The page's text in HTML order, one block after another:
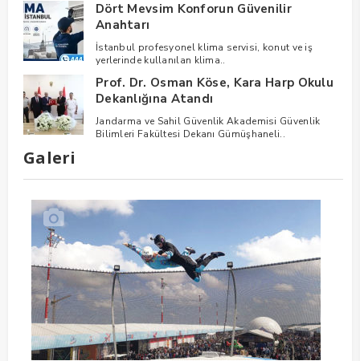
Dört Mevsim Konforun Güvenilir
Anahtarı
İstanbul profesyonel klima servisi, konut ve iş
yerlerinde kullanılan klima..
Prof. Dr. Osman Köse, Kara Harp Okulu
Dekanlığına Atandı
Jandarma ve Sahil Güvenlik Akademisi Güvenlik
Bilimleri Fakültesi Dekanı Gümüşhaneli..
Galeri